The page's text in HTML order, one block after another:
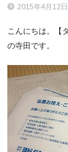
2015年4月12日
こんにちは。【
の寺田です。